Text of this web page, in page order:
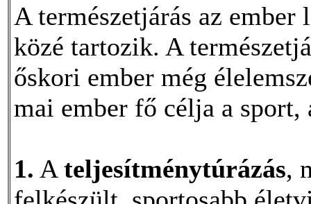
A természetjárás az ember
közé tartozik. A
őskori ember még
mai ember fő célja a sport,
1. A teljesítménytúrázás,